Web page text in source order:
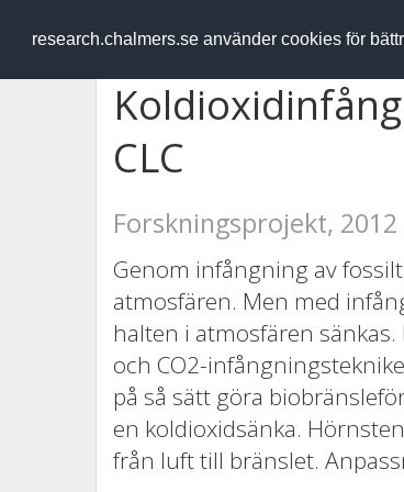
research.chalmers.se använder cookies för
RESEARCH.chalmers.se
CLC
Forskningsprojekt, 2012
Genom infångning av
atmosfären. Men med
halten i atmosfären
och CO2-
på så sätt göra
en koldioxidsänka.
från luft till bränslet.